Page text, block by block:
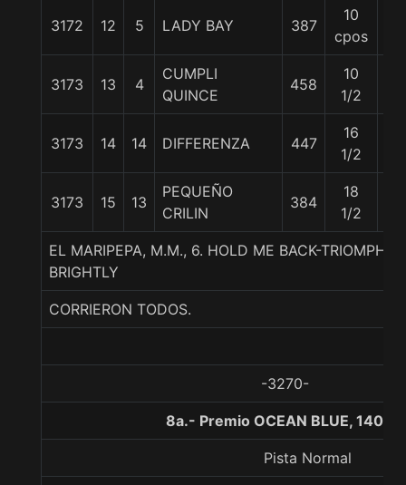
3172 12 5 LADY BAY 387
10
cpos
3173 13 4
CUMPLI
QUINCE
458
10
1/2
3173 14 14 DIFFERENZA 447
16
1/2
3173 15 13
PEQUEÑO
CRILIN
384
18
1/2
EL MARIPEPA, M.M., 6. HOLD ME BACK-
BRIGHTLY
CORRIERON TODOS.
-3270-
8a.- Premio OCEAN BLUE, 1400
Pista Normal